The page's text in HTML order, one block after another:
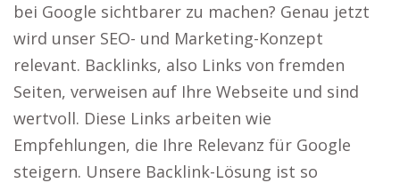
bei Google sichtbarer zu machen? Genau jetzt
wird unser SEO- und Marketing-Konzept
relevant. Backlinks, also Links von fremden
Seiten, verweisen auf Ihre Webseite und sind
wertvoll. Diese Links arbeiten wie
Empfehlungen, die Ihre Relevanz für Google
steigern. Unsere Backlink-Lösung ist so